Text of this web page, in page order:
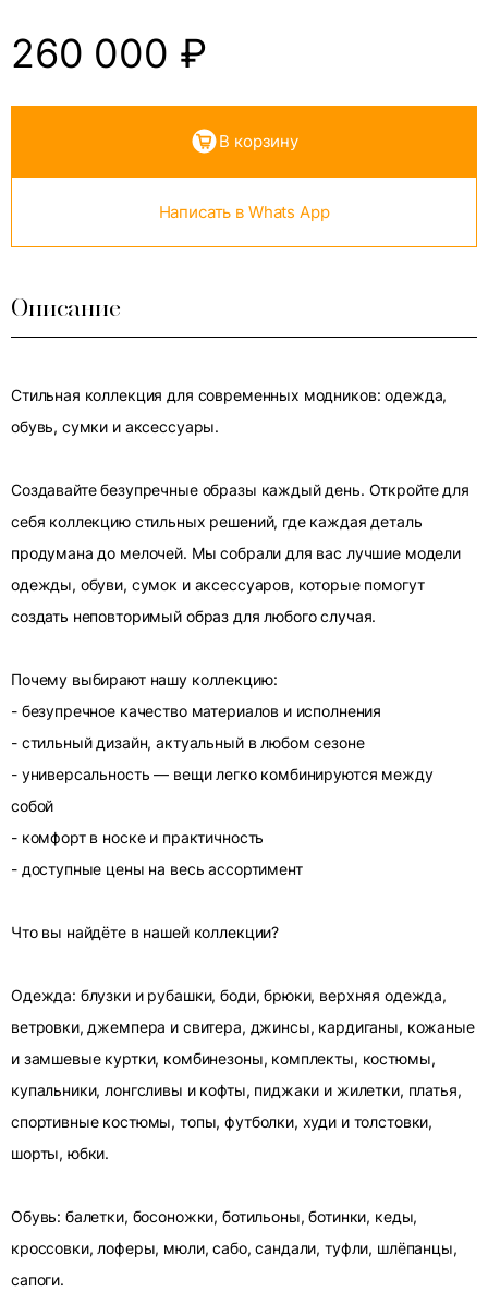
260 000 ₽
В корзину
Написать в Whats App
Описание
Стильная коллекция для современных модников: одежда,
обувь, сумки и аксессуары.
Создавайте безупречные образы каждый день. Откройте для
себя коллекцию стильных решений, где каждая деталь
продумана до мелочей. Мы собрали для вас лучшие модели
одежды, обуви, сумок и аксессуаров, которые помогут
создать неповторимый образ для любого случая.
Почему выбирают нашу коллекцию:
- безупречное качество материалов и исполнения
- стильный дизайн, актуальный в любом сезоне
- универсальность — вещи легко комбинируются между
собой
- комфорт в носке и практичность
- доступные цены на весь ассортимент
Что вы найдёте в нашей коллекции?
Одежда: блузки и рубашки, боди, брюки, верхняя одежда,
ветровки, джемпера и свитера, джинсы, кардиганы, кожаные
и замшевые куртки, комбинезоны, комплекты, костюмы,
купальники, лонгсливы и кофты, пиджаки и жилетки, платья,
спортивные костюмы, топы, футболки, худи и толстовки,
шорты, юбки.
Обувь: балетки, босоножки, ботильоны, ботинки, кеды,
кроссовки, лоферы, мюли, сабо, сандали, туфли, шлёпанцы,
сапоги.